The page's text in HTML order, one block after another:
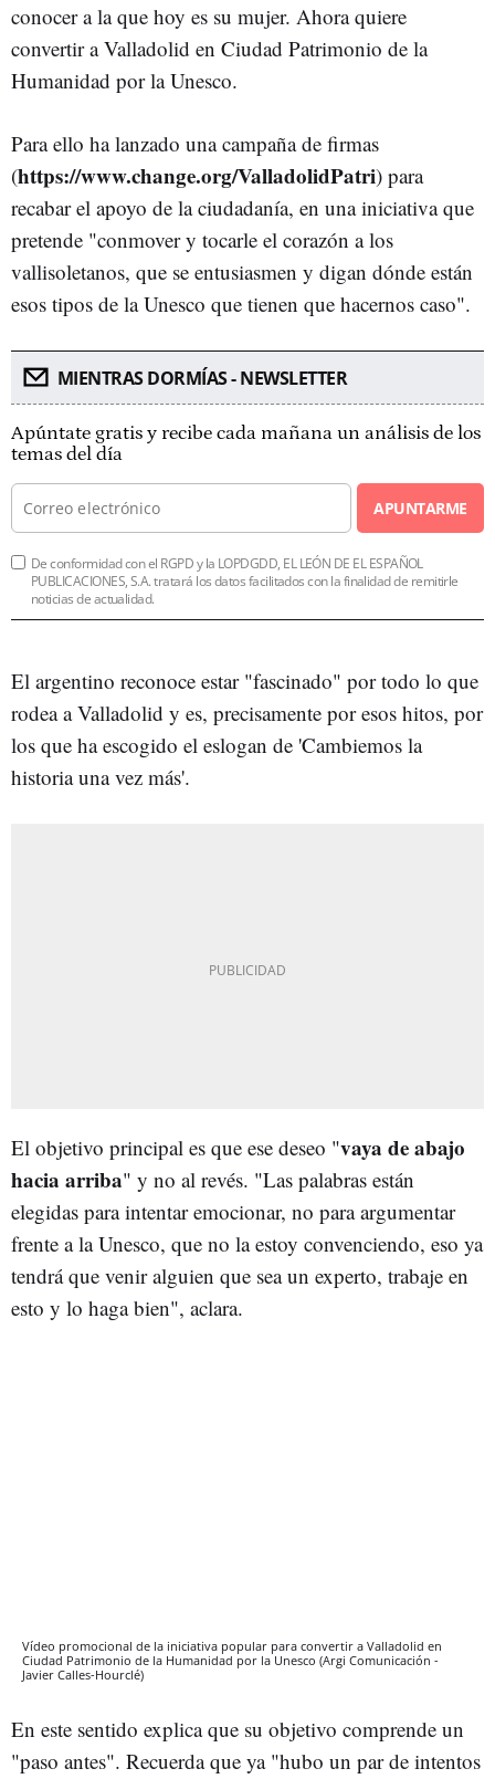
conocer a la que hoy es su mujer. Ahora quiere
convertir a Valladolid en Ciudad Patrimonio de la
Humanidad por la Unesco.
Para ello ha lanzado una campaña de firmas
(https://www.change.org/ValladolidPatri) para
recabar el apoyo de la ciudadanía, en una iniciativa que
pretende "conmover y tocarle el corazón a los
vallisoletanos, que se entusiasmen y digan dónde están
esos tipos de la Unesco que tienen que hacernos caso".
MIENTRAS DORMÍAS - NEWSLETTER
Apúntate gratis y recibe cada mañana un análisis de los
temas del día
APUNTARME
De conformidad con el RGPD y la LOPDGDD, EL LEÓN DE EL ESPAÑOL
PUBLICACIONES, S.A. tratará los datos facilitados con la finalidad de remitirle
noticias de actualidad.
El argentino reconoce estar "fascinado" por todo lo que
rodea a Valladolid y es, precisamente por esos hitos, por
los que ha escogido el eslogan de 'Cambiemos la
historia una vez más'.
El objetivo principal es que ese deseo "vaya de abajo
hacia arriba" y no al revés. "Las palabras están
elegidas para intentar emocionar, no para argumentar
frente a la Unesco, que no la estoy convenciendo, eso ya
tendrá que venir alguien que sea un experto, trabaje en
esto y lo haga bien", aclara.
Vídeo promocional de la iniciativa popular para convertir a Valladolid en
Ciudad Patrimonio de la Humanidad por la Unesco (Argi Comunicación -
Javier Calles-Hourclé)
En este sentido explica que su objetivo comprende un
"paso antes". Recuerda que ya "hubo un par de intentos